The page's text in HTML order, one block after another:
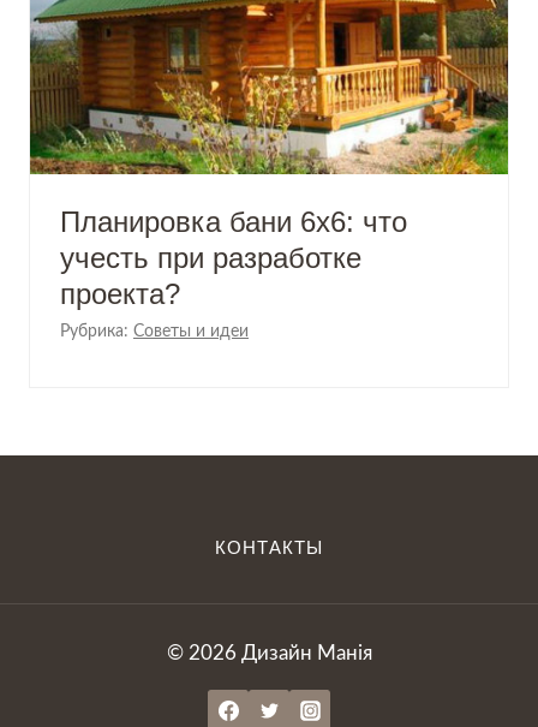
Планировка бани 6х6: что
учесть при разработке
проекта?
Рубрика: Советы и идеи
КОНТАКТЫ
© 2026 Дизайн Манія